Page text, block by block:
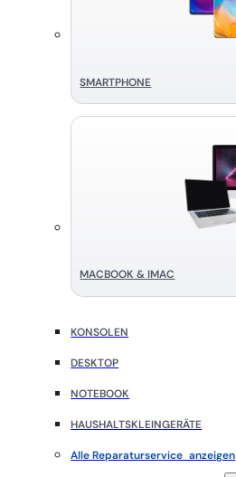
SMART­PHONE
MACBOOK & IMAC
KONSOLEN
DESKTOP
NOTEBOOK
HAUSHALTSKLEINGERÄTE
Alle Reparaturservice anzeigen